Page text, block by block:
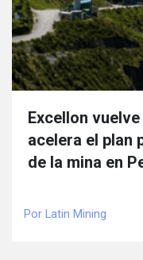
Excellon
acelera el plan
de la mina en
Por Latin Mining